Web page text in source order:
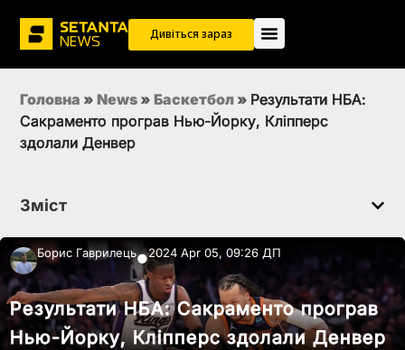
Дивіться зараз
Головна » News » Баскетбол » Результати НБА:
Сакраменто програв Нью-Йорку, Кліпперс
здолали Денвер
Зміст
Борис Гаврилець●2024 Apr 05, 09:26 ДП
Результати НБА: Сакраменто програв
Нью-Йорку, Кліпперс здолали Денвер